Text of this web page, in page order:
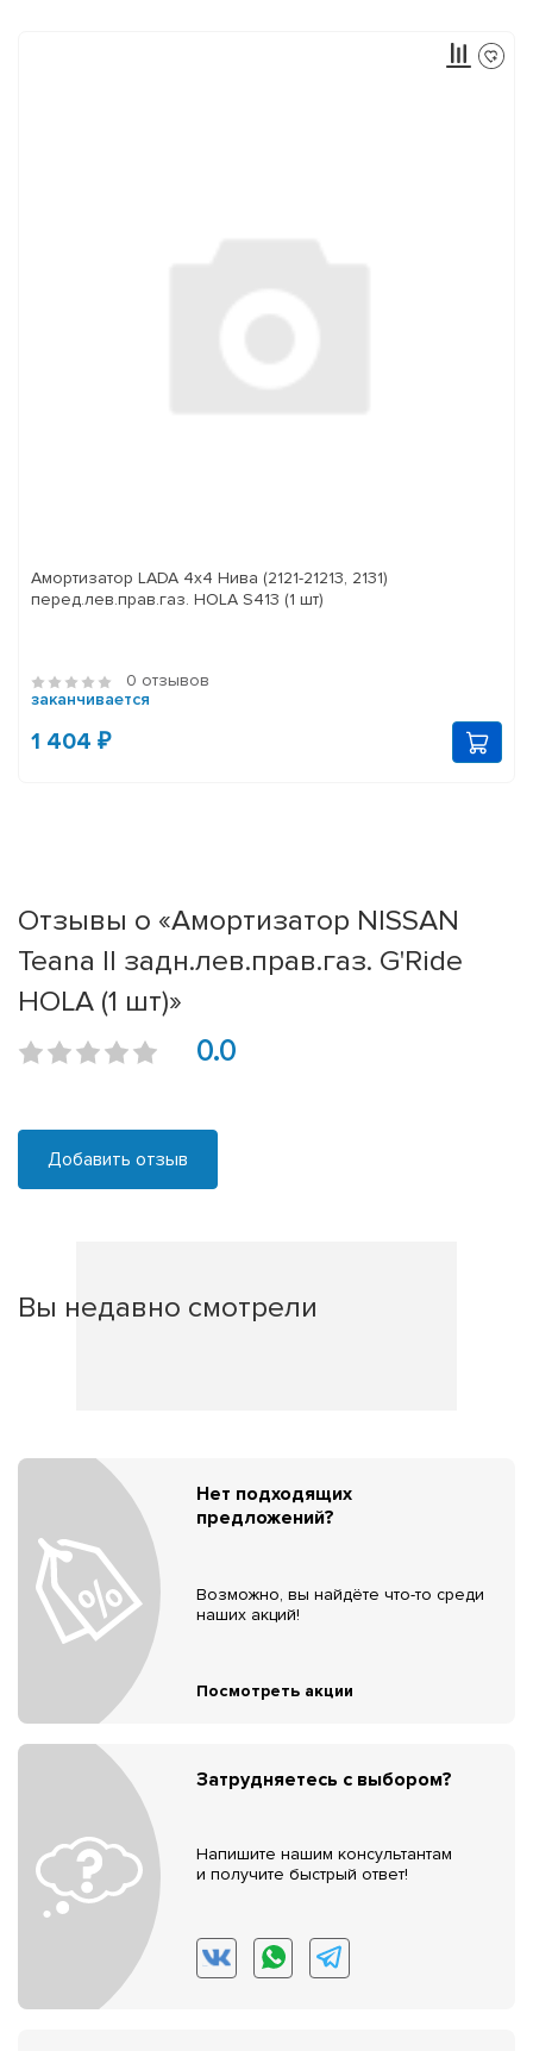
Амортизатор LADA 4x4 Нива (2121-21213, 2131)
перед.лев.прав.газ. HOLA S413 (1 шт)
0 отзывов
заканчивается
1 404 ₽
Отзывы о «Амортизатор NISSAN
Teana II задн.лев.прав.газ. G'Ride
HOLA (1 шт)»
0.0
Добавить отзыв
Вы недавно смотрели
Нет подходящих
предложений?
Возможно, вы найдёте что-то среди
наших акций!
Посмотреть акции
Затрудняетесь с выбором?
Напишите нашим консультантам
и получите быстрый ответ!